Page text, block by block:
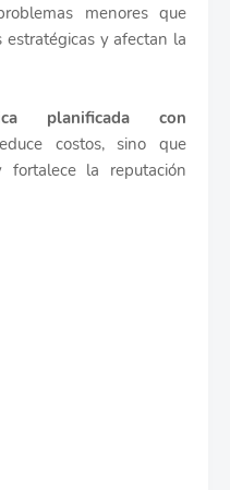
menores que
y afectan la
planificada con
costos, sino que
la reputación